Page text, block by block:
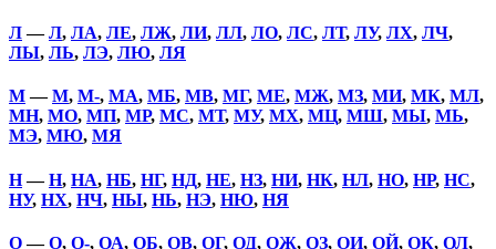
Л—Л, ЛА, ЛЕ, ЛЖ, ЛИ, ЛЛ, ЛО, ЛС, ЛТ, ЛУ, ЛХ, ЛЧ,
ЛЫ, ЛЬ, ЛЭ, ЛЮ, ЛЯ
М—М, М-, МА, МБ, МВ, МГ, МЕ, МЖ, МЗ, МИ, МК, МЛ,
МН, МО, МП, МР, МС, МТ, МУ, МХ, МЦ, МШ, МЫ, МЬ,
МЭ, МЮ, МЯ
Н—Н, НА, НБ, НГ, НД, НЕ, НЗ, НИ, НК, НЛ, НО, НР, НС,
НУ, НХ, НЧ, НЫ, НЬ, НЭ, НЮ, НЯ
О—О, О-, ОА, ОБ, ОВ, ОГ, ОД, ОЖ, ОЗ, ОИ, ОЙ, ОК, ОЛ,